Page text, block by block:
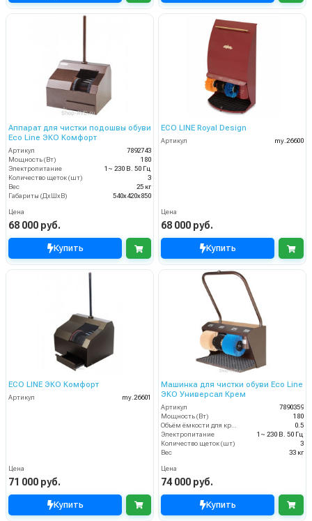
Аппарат для чистки подошвы обуви
Eco Line ЭКО Комфорт
Артикул
7892743
Мощность (Вт)
180
Электропитание
1~ 230 В. 50 Гц
Количество щеток (шт)
3
Вес
25 кг
Габариты (ДхШхВ)
540х420х850
Цена
68 000 руб.
Купить
ECO LINE Royal Design
Артикул my.26600
Цена
68 000 руб.
Купить
ECO LINE ЭКО Комфорт
Артикул my.26601
Цена
71 000 руб.
Купить
Машинка для чистки обуви Eco Line
ЭКО Универсал Крем
Артикул
7890359
Мощность (Вт)
180
0.5
Электропитание
1~ 230 В. 50 Гц
Количество щеток (шт)
3
Вес
33 кг
Цена
74 000 руб.
Купить